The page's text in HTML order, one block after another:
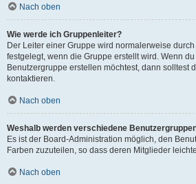
Nach oben
Wie werde ich Gruppenleiter?
Der Leiter einer Gruppe wird normalerweise
festgelegt, wenn die Gruppe erstellt wird. Wenn
Benutzergruppe erstellen möchtest, dann solltest
kontaktieren.
Nach oben
Weshalb werden verschiedene
Es ist der Board-Administration möglich, den
Farben zuzuteilen, so dass deren Mitglieder
Nach oben